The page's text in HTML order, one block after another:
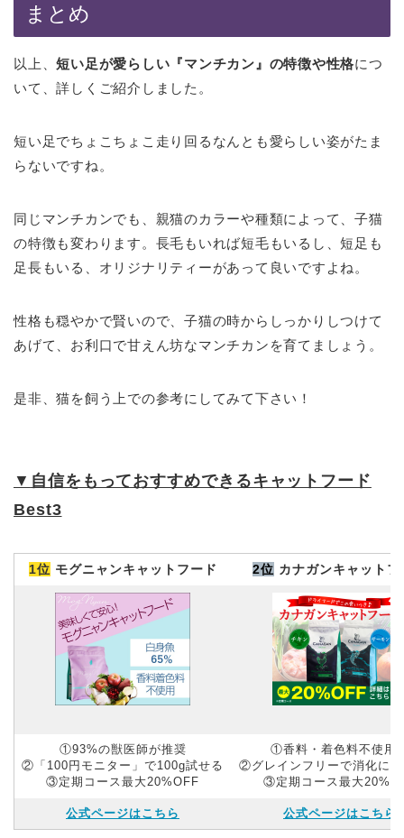
まとめ
以上、短い足が愛らしい『マンチカン』の特徴や性格につ
いて、詳しくご紹介しました。
短い足でちょこちょこ走り回るなんとも愛らしい姿がたま
らないですね。
同じマンチカンでも、親猫のカラーや種類によって、子猫
の特徴も変わります。長毛もいれば短毛もいるし、短足も
足長もいる、オリジナリティーがあって良いですよね。
性格も穏やかで賢いので、子猫の時からしっかりしつけて
あげて、お利口で甘えん坊なマンチカンを育てましょう。
是非、猫を飼う上での参考にしてみて下さい！
▼ 自信をもっておすすめできるキャットフード
Best3
1位 モグニャンキャットフード 2位 カナガンキャットフ
①93%の獣医師が推奨
②「100円モニター」で100g試せる
③定期コース最大20%OFF
①香料・着色料不使用
②グレインフリーで消化に
③定期コース最大
公式ページはこちら 公式ページはこちら